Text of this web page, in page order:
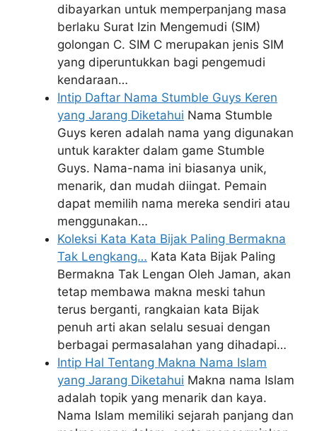
dibayarkan untuk memperpanjang masa
berlaku Surat Izin Mengemudi (SIM)
golongan C. SIM C merupakan jenis SIM
yang diperuntukkan bagi pengemudi
kendaraan…
Intip Daftar Nama Stumble Guys Keren
yang Jarang Diketahui Nama Stumble
Guys keren adalah nama yang digunakan
untuk karakter dalam game Stumble
Guys. Nama-nama ini biasanya unik,
menarik, dan mudah diingat. Pemain
dapat memilih nama mereka sendiri atau
menggunakan…
Koleksi Kata Kata Bijak Paling Bermakna
Tak Lengkang… Kata Kata Bijak Paling
Bermakna Tak Lengan Oleh Jaman, akan
tetap membawa makna meski tahun
terus berganti, rangkaian kata Bijak
penuh arti akan selalu sesuai dengan
berbagai permasalahan yang dihadapi…
Intip Hal Tentang Makna Nama Islam
yang Jarang Diketahui Makna nama Islam
adalah topik yang menarik dan kaya.
Nama Islam memiliki sejarah panjang dan